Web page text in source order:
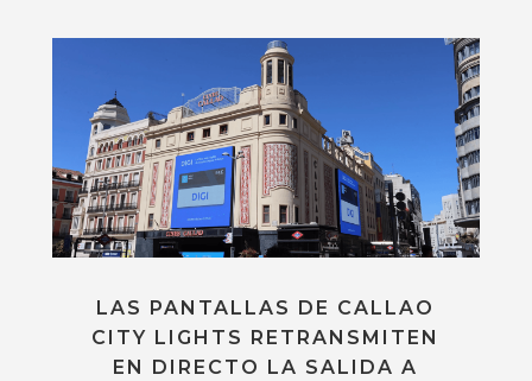
LAS PANTALLAS DE CALLAO
CITY LIGHTS RETRANSMITEN
EN DIRECTO LA SALIDA A